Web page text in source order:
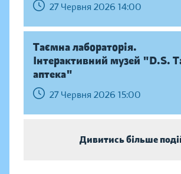
27 Червня 2026 14:00
Таємна лабораторія.
Інтерактивний музей "D.S.
аптека"
27 Червня 2026 15:00
Дивитись більше